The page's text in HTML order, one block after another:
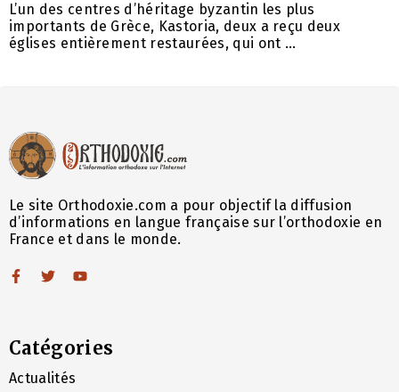
L’un des centres d’héritage byzantin les plus
importants de Grèce, Kastoria, deux a reçu deux
églises entièrement restaurées, qui ont ...
Le site Orthodoxie.com a pour objectif la diffusion
d’informations en langue française sur l’orthodoxie en
France et dans le monde.
Catégories
Actualités